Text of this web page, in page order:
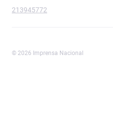
213945772
© 2026 Imprensa Nacional